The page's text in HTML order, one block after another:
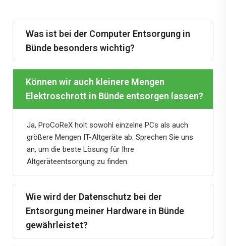
Was ist bei der Computer Entsorgung in
Bünde besonders wichtig?
Können wir auch kleinere Mengen
Elektroschrott in Bünde entsorgen lassen?
Ja, ProCoReX holt sowohl einzelne PCs als auch
größere Mengen IT-Altgeräte ab. Sprechen Sie uns
an, um die beste Lösung für Ihre
Altgeräteentsorgung zu finden.
Wie wird der Datenschutz bei der
Entsorgung meiner Hardware in Bünde
gewährleistet?